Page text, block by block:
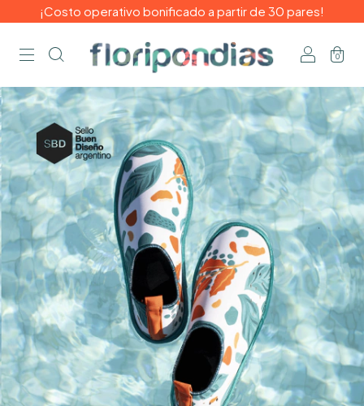
¡Costo operativo bonificado a partir de 30 pares!
0